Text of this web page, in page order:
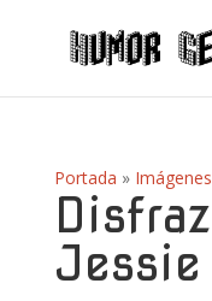
Portada »
Jessie